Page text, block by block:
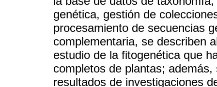
genética, gestión de
procesamiento de secuencias
complementaria, se describen
estudio de la fitogenética que
completos de plantas;
resultados de investigaciones